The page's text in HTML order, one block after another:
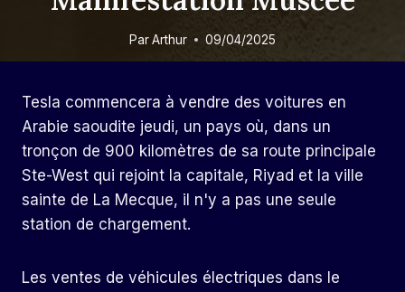
ParArthur 09/04/2025
Tesla commencera à vendre des voitures en
Arabie saoudite jeudi, un pays où, dans un
tronçon de 900 kilomètres de sa route principale
Ste-West qui rejoint la capitale, Riyad et la ville
sainte de La Mecque, il n'y a pas une seule
station de chargement.
Les ventes de véhicules électriques dans le